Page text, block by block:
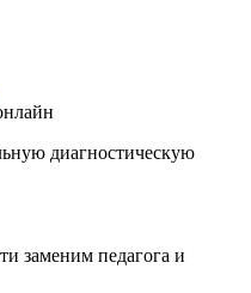
диагностическую
заменим педагога и